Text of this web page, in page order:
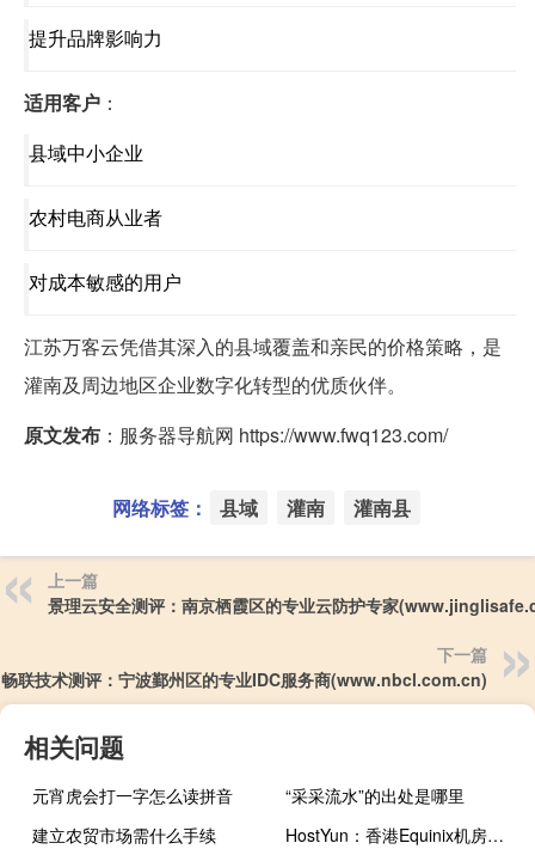
提升品牌影响力
适用客户 ：
县域中小企业
农村电商从业者
对成本敏感的用户
江苏万客云凭借其深入的县域覆盖和亲民的价格策略，是
灌南及周边地区企业数字化转型的优质伙伴。
原文发布 ：服务器导航网 https://www.fwq123.com/
网络标签： 县域 灌南 灌南县
上一篇
景理云安全测评：南京栖霞区的专业云防护专家
下一篇
畅联技术测评：宁波鄞州区的专业IDC服务商(www.nbcl.com.cn)
相关问题
元宵虎会打一字怎么读拼音
“采采流水”的出处是哪里
建立农贸市场需什么手续
HostYun：香港Equinix机房，三网CMI回程VPS，月付36元起，2Gbps~10Gbps大带宽VPS